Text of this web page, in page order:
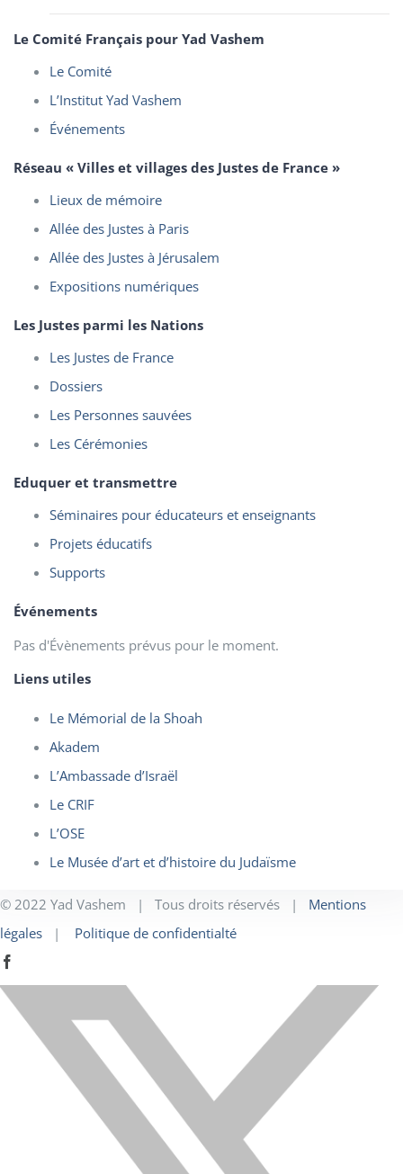
Le Comité Français pour Yad Vashem
Le Comité
L’Institut Yad Vashem
Événements
Réseau « Villes et villages des Justes de France »
Lieux de mémoire
Allée des Justes à Paris
Allée des Justes à Jérusalem
Expositions numériques
Les Justes parmi les Nations
Les Justes de France
Dossiers
Les Personnes sauvées
Les Cérémonies
Eduquer et transmettre
Séminaires pour éducateurs et enseignants
Projets éducatifs
Supports
Événements
Pas d'Évènements prévus pour le moment.
Liens utiles
Le Mémorial de la Shoah
Akadem
L’Ambassade d’Israël
Le CRIF
L’OSE
Le Musée d’art et d’histoire du Judaïsme
© 2022 Yad Vashem | Tous droits réservés | Mentions
légales | Politique de confidentialté